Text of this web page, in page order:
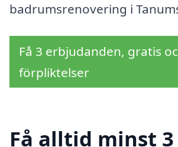
badrumsrenovering i
Få 3 erbjudanden, gratis
förpliktelser
Få alltid minst 3